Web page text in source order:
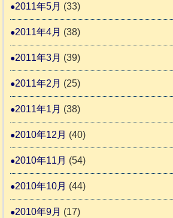
2011年5月 (33)
2011年4月 (38)
2011年3月 (39)
2011年2月 (25)
2011年1月 (38)
2010年12月 (40)
2010年11月 (54)
2010年10月 (44)
2010年9月 (17)